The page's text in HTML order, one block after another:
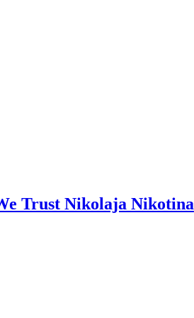
Trust Nikolaja Nikotina